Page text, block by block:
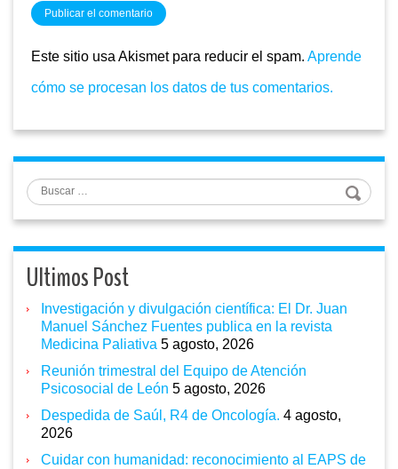
Este sitio usa Akismet para reducir el spam. Aprende
cómo se procesan los datos de tus comentarios.
Buscar
Ultimos Post
Investigación y divulgación científica: El Dr. Juan
Manuel Sánchez Fuentes publica en la revista
Medicina Paliativa 5 agosto, 2026
Reunión trimestral del Equipo de Atención
Psicosocial de León 5 agosto, 2026
Despedida de Saúl, R4 de Oncología. 4 agosto,
2026
Cuidar con humanidad: reconocimiento al EAPS de